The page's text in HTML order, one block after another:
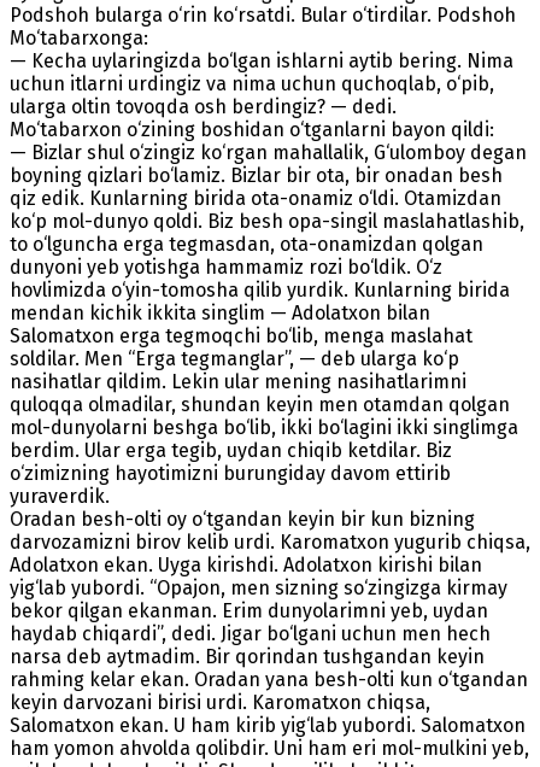
Podshoh bularga o‘rin ko‘rsatdi. Bular o‘tirdilar. Podshoh
Mo‘tabarxonga:
— Kecha uylaringizda bo‘lgan ishlarni aytib bering. Nima
uchun itlarni urdingiz va nima uchun quchoqlab, o‘pib,
ularga oltin tovoqda osh berdingiz? — dedi.
Mo‘tabarxon o‘zining boshidan o‘tganlarni bayon qildi:
— Bizlar shul o‘zingiz ko‘rgan mahallalik, G‘ulomboy degan
boyning qizlari bo‘lamiz. Bizlar bir ota, bir onadan besh
qiz edik. Kunlarning birida ota-onamiz o‘ldi. Otamizdan
ko‘p mol-dunyo qoldi. Biz besh opa-singil maslahatlashib,
to o‘lguncha erga tegmasdan, ota-onamizdan qolgan
dunyoni yeb yotishga hammamiz rozi bo‘ldik. O‘z
hovlimizda o‘yin-tomosha qilib yurdik. Kunlarning birida
mendan kichik ikkita singlim — Adolatxon bilan
Salomatxon erga tegmoqchi bo‘lib, menga maslahat
soldilar. Men “Erga tegmanglar”, — deb ularga ko‘p
nasihatlar qildim. Lekin ular mening nasihatlarimni
quloqqa olmadilar, shundan keyin men otamdan qolgan
mol-dunyolarni beshga bo‘lib, ikki bo‘lagini ikki singlimga
berdim. Ular erga tegib, uydan chiqib ketdilar. Biz
o‘zimizning hayotimizni burungiday davom ettirib
yuraverdik.
Oradan besh-olti oy o‘tgandan keyin bir kun bizning
darvozamizni birov kelib urdi. Karomatxon yugurib chiqsa,
Adolatxon ekan. Uyga kirishdi. Adolatxon kirishi bilan
yig‘lab yubordi. “Opajon, men sizning so‘zingizga kirmay
bekor qilgan ekanman. Erim dunyolarimni yeb, uydan
haydab chiqardi”, dedi. Jigar bo‘lgani uchun men hech
narsa deb aytmadim. Bir qorindan tushgandan keyin
rahming kelar ekan. Oradan yana besh-olti kun o‘tgandan
keyin darvozani birisi urdi. Karomatxon chiqsa,
Salomatxon ekan. U ham kirib yig‘lab yubordi. Salomatxon
ham yomon ahvolda qolibdir. Uni ham eri mol-mulkini yeb,